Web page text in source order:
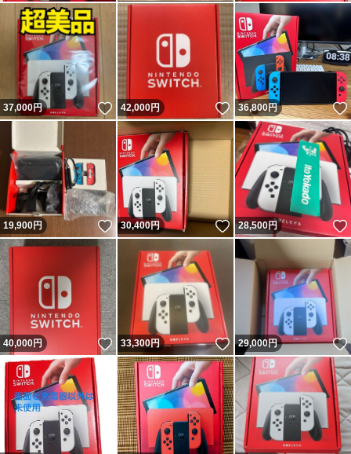
37,000円 いいね！
42,000円 いいね！
36,800円
19,900円 いいね！
30,400円 いいね！
28,500円
40,000円 いいね！
33,300円 いいね！
29,000円